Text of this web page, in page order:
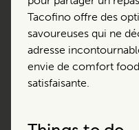
Tacofino offre des
savoureuses qui ne
adresse
envie de comfort
satisfaisante.